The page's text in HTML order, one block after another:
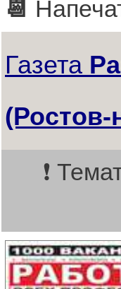
📆
Газета
(Ростов-
❗